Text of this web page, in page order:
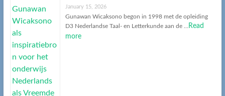
January 15, 2026
Gunawan Wicaksono begon in 1998 met de opleiding
D3 Nederlandse Taal- en Letterkunde aan de … Read
more